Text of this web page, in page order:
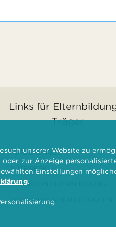
Links für
Träger
FÖRDERUNGEN
GÜTESIEGEL
DEFINITION ELTERNBILDUNG
FORSCHUNGSEINRICHTUNGEN
unserer Website zu
zur Anzeige
Einstellungen
.